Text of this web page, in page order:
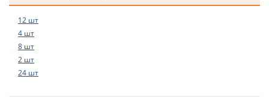
12 шт
4 шт
8 шт
2 шт
24 шт